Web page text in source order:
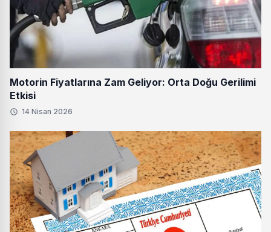
Motorin Fiyatlarına Zam Geliyor: Orta Doğu Gerilimi
Etkisi
14 Nisan 2026